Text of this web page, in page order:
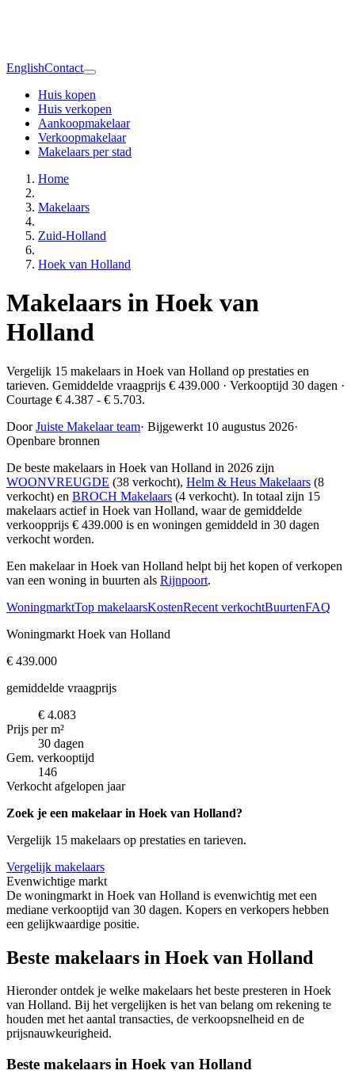
EnglishContact
Huis kopen
Huis verkopen
Aankoopmakelaar
Verkoopmakelaar
Makelaars per stad
Home
Makelaars
Zuid-Holland
Hoek van Holland
Makelaars in Hoek van
Holland
Vergelijk 15 makelaars in Hoek van Holland op prestaties en
tarieven. Gemiddelde vraagprijs € 439.000 · Verkooptijd 30 dagen ·
Courtage € 4.387 - € 5.703.
DoorJuiste Makelaar team· Bijgewerkt 10 augustus 2026·
Openbare bronnen
De beste makelaars in Hoek van Holland in 2026 zijn
WOONVREUGDE (38 verkocht), Helm & Heus Makelaars (8
verkocht) en BROCH Makelaars (4 verkocht). In totaal zijn 15
makelaars actief in Hoek van Holland, waar de gemiddelde
verkoopprijs € 439.000 is en woningen gemiddeld in 30 dagen
verkocht worden.
Een makelaar in Hoek van Holland helpt bij het kopen of verkopen
van een woning in buurten als Rijnpoort.
WoningmarktTop makelaarsKostenRecent verkochtBuurtenFAQ
Woningmarkt Hoek van Holland
€ 439.000
gemiddelde vraagprijs
€ 4.083
Prijs per m²
30 dagen
Gem. verkooptijd
146
Verkocht afgelopen jaar
Zoek je een makelaar in Hoek van Holland?
Vergelijk 15 makelaars op prestaties en tarieven.
Vergelijk makelaars
Evenwichtige markt
De woningmarkt in Hoek van Holland is evenwichtig met een
mediane verkooptijd van 30 dagen. Kopers en verkopers hebben
een gelijkwaardige positie.
Beste makelaars in Hoek van Holland
Hieronder ontdek je welke makelaars het beste presteren in Hoek
van Holland. Bij het vergelijken is het van belang om rekening te
houden met het aantal transacties, de verkoopsnelheid en de
prijsnauwkeurigheid.
Beste makelaars in Hoek van Holland